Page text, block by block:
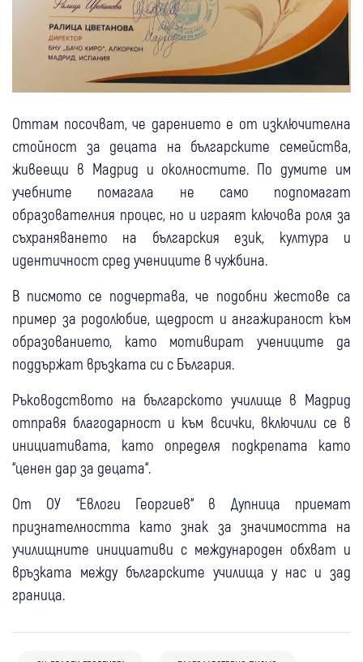
Оттам посочват, че дарението е от изключителна
стойност за децата на българските семейства,
живеещи в Мадрид и околностите. По думите им
учебните помагала не само подпомагат
образователния процес, но и играят ключова роля за
съхраняването на българския език, култура и
идентичност сред учениците в чужбина.
В писмото се подчертава, че подобни жестове са
пример за родолюбие, щедрост и ангажираност към
образованието, като мотивират учениците да
поддържат връзката си с България.
Ръководството на българското училище в Мадрид
отправя благодарност и към всички, включили се в
инициативата, като определя подкрепата като
“ценен дар за децата“.
От ОУ “Евлоги Георгиев“ в Дупница приемат
признателността като знак за значимостта на
училищните инициативи с международен обхват и
връзката между българските училища у нас и зад
граница.